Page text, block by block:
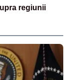
regiunii